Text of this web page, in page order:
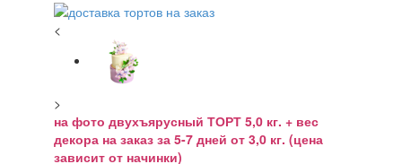
<
>
на фото двухъярусный ТОРТ 5,0 кг. + вес
декора на заказ за 5-7 дней от 3,0 кг. (цена
зависит от начинки)